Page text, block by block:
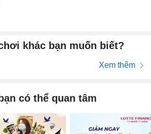
khác bạn muốn biết?
Xem thêm
có thể quan tâm